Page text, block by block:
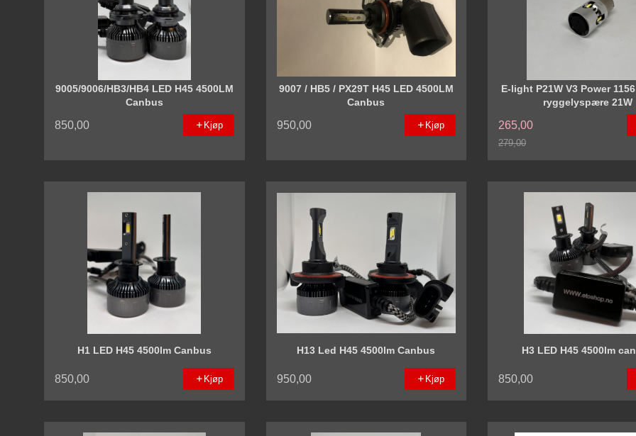
9005/9006/HB3/HB4 LED H45 4500LM
Canbus
850,00 Kjøp
9007 / HB5 / PX29T H45 LED 4500LM
Canbus
950,00 Kjøp
E-light P21W V3 Power
ryggelyspære 21W
265,00
279,00
H1 LED H45 4500lm Canbus
850,00 Kjøp
H13 Led H45 4500lm Canbus
950,00 Kjøp
H3 LED H45 4500lm
850,00